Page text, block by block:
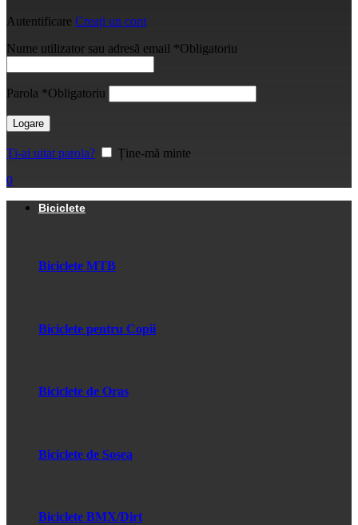
Autentificare Creați un cont
Nume utilizator sau adresă email *Obligatoriu
Parola *Obligatoriu
Logare
Ți-ai uitat parola?
Ține-mă minte
0
Biciclete
Biciclete MTB
Biciclete pentru Copii
Biciclete de Oras
Biciclete de Sosea
Biciclete BMX/Dirt